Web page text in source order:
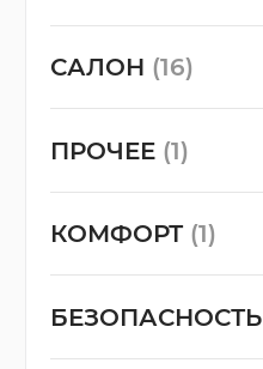
САЛОН (16)
ПРОЧЕЕ (1)
КОМФОРТ (1)
БЕЗОПАСНОСТЬ